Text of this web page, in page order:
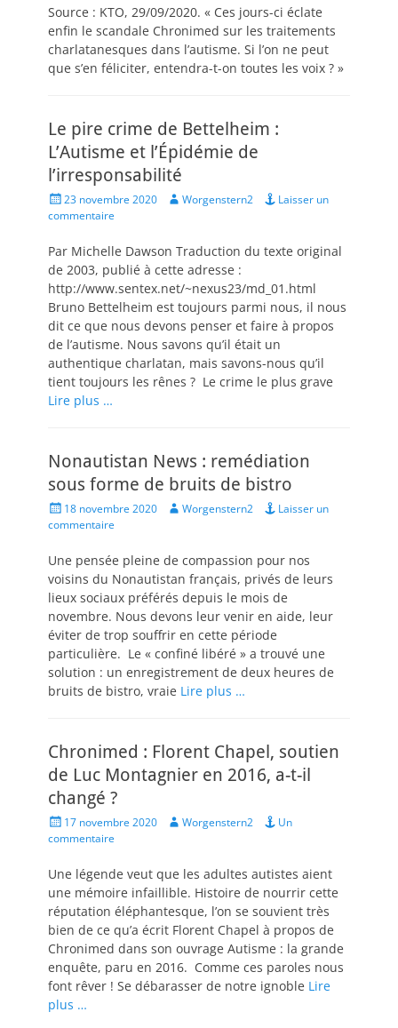
Source : KTO, 29/09/2020. « Ces jours-ci éclate
enfin le scandale Chronimed sur les traitements
charlatanesques dans l’autisme. Si l’on ne peut
que s’en féliciter, entendra-t-on toutes les voix ? »
Le pire crime de Bettelheim :
L’Autisme et l’Épidémie de
l’irresponsabilité
Posted
on
23 novembre 2020 AuthorWorgenstern2
Laisser un
commentaire
Par Michelle Dawson Traduction du texte original
de 2003, publié à cette adresse :
http://www.sentex.net/~nexus23/md_01.html
Bruno Bettelheim est toujours parmi nous, il nous
dit ce que nous devons penser et faire à propos
de l’autisme. Nous savons qu’il était un
authentique charlatan, mais savons-nous qu’il
tient toujours les rênes ? Le crime le plus grave
Lire plus …
Nonautistan News : remédiation
sous forme de bruits de bistro
Posted
on
18 novembre 2020 AuthorWorgenstern2
Laisser un
commentaire
Une pensée pleine de compassion pour nos
voisins du Nonautistan français, privés de leurs
lieux sociaux préférés depuis le mois de
novembre. Nous devons leur venir en aide, leur
éviter de trop souffrir en cette période
particulière. Le « confiné libéré » a trouvé une
solution : un enregistrement de deux heures de
bruits de bistro, vraie Lire plus …
Chronimed : Florent Chapel, soutien
de Luc Montagnier en 2016, a-t-il
changé ?
Posted
on
17 novembre 2020 AuthorWorgenstern2
Un
commentaire
Une légende veut que les adultes autistes aient
une mémoire infaillible. Histoire de nourrir cette
réputation éléphantesque, l’on se souvient très
bien de ce qu’a écrit Florent Chapel à propos de
Chronimed dans son ouvrage Autisme : la grande
enquête, paru en 2016. Comme ces paroles nous
font rêver ! Se débarasser de notre ignoble Lire
plus …